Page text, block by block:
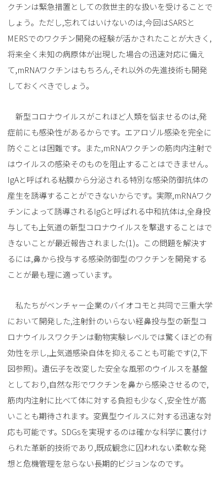
クチンは緊急措置としての救世主的な扱いを受けることで
しょう。ただし,忘れてはいけないのは,今回はSARSと
MERSでのワクチン開発の経験が活かされたことが大きく,
将来全く未知の病原体が出現した場合の迅速対応に備え
て,mRNAワクチンはもちろん,それ以外の先進技術も開発
しておくべきでしょう。
新型コロナウイルスがこれほど人類を悩ませるのは,発
症前にも感染性があるからです。エアロゾル感染を完全に
防ぐことは困難です。また,mRNAワクチンの筋肉内注射で
はウイルスの感染そのものを阻止することはできません。
IgAと呼ばれる粘膜から分泌される特別な感染防御抗体の
産生を誘導することができないからです。実際,mRNAワク
チンによって誘導されるIgGと呼ばれる中和抗体は,全身投
与しても上気道の新型コロナウイルスを撃退することはで
きないことが最近報告されました(1)。この問題を解決す
るには,鼻から投与する感染防御型のワクチンを開発する
ことが最も理に適っています。
私たちがベンチャー企業のバイオコモと共同で三重大学
において開発した,注射針のいらない経鼻投与型の新型コ
ロナウイルスワクチンは動物実験レベルでは驚くほどの有
効性を示し,上気道感染自体を抑えることも可能です(2,下
図参照)。遺伝子を改変した安全な風邪のウイルスを基盤
としており,自然な形でワクチンを鼻から感染させるので,
筋肉内注射に比べて体に対する負担も少なく,安全性が高
いことも期待されます。変異型ウイルスに対する迅速な対
応も可能です。SDGsを実現するのは確かな科学に裏付け
られた革新的技術であり,既成観念に囚われない柔軟な発
想と危機管理を怠らない長期的ビジョンなのです。